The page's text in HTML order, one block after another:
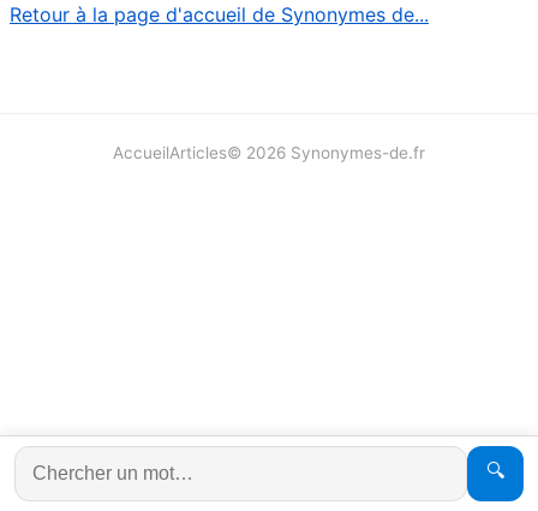
Retour à la page d'accueil de Synonymes de...
🔍
AccueilArticles© 2026 Synonymes-de.fr